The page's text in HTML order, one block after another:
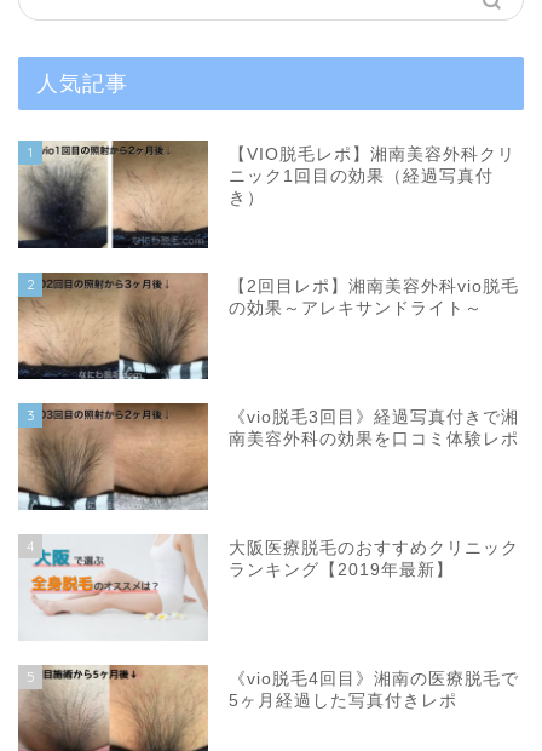
人気記事
1
【VIO脱毛レポ】湘南美容外科クリ
ニック1回目の効果（経過写真付
き）
2
【2回目レポ】湘南美容外科vio脱毛
の効果～アレキサンドライト～
3
《vio脱毛3回目》経過写真付きで湘
南美容外科の効果を口コミ体験レポ
4
大阪医療脱毛のおすすめクリニック
ランキング【2019年最新】
5
《vio脱毛4回目》湘南の医療脱毛で
5ヶ月経過した写真付きレポ